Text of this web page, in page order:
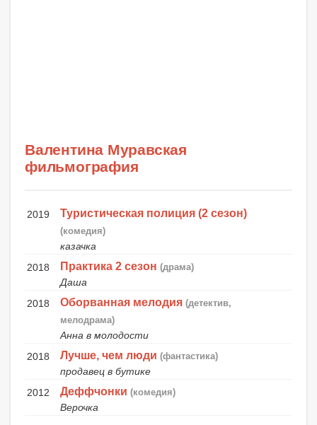
Валентина Муравская
фильмография
2019 Туристическая полиция (2 сезон)
(комедия)
казачка
2018
Практика 2 сезон (драма)
Даша
2018
Оборванная мелодия (детектив,
мелодрама)
Анна в молодости
2018
Лучше, чем люди (фантастика)
продавец в бутике
2012
Деффчонки (комедия)
Верочка